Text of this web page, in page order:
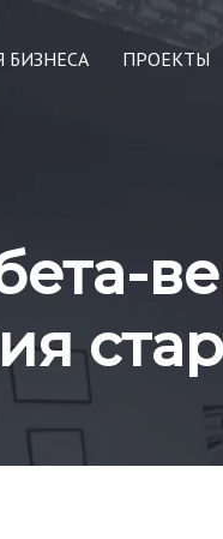
БИЗНЕСА ПРОЕКТЫ